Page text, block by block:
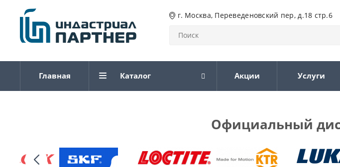
г. Москва, Переведеновский пер, д.18 стр.6
Главная Каталог Акции Услуги
Официальный